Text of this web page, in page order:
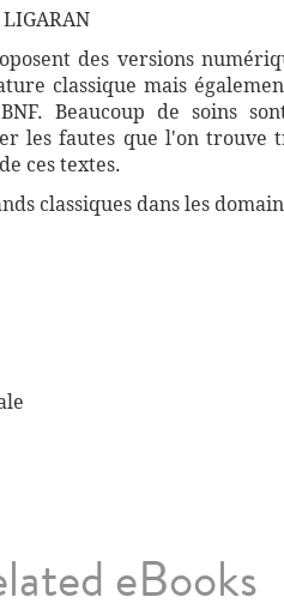
LIGARAN
des versions
classique mais
Beaucoup de soins
les fautes que l'on trouve
ces textes.
classiques dans les
eBooks